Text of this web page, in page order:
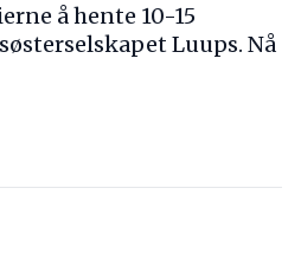
å hente 10-15
Luups. Nå